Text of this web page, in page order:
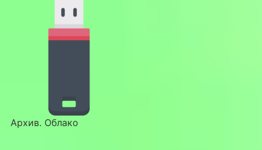
Архив. Облако